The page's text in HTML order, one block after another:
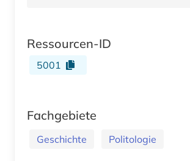
Ressourcen-ID
5001
Fachgebiete
Geschichte Politologie